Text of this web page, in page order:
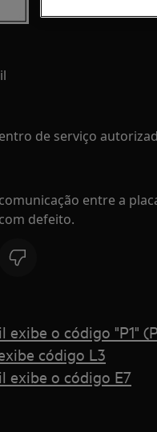
de serviço
entre a
defeito.
o código "P1"
código L3
exibe o código E7